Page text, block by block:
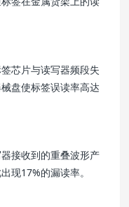
芯片与读写器频段失
盘使标签误读率高达
接收到的重叠波形产
现17%的漏读率。